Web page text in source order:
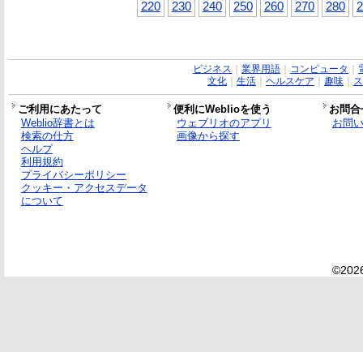
220
230 240 250 260 270 280
ビジネス 業界用語｜ コンピュータ
文化｜ 生活｜ ヘルスケア 趣味｜
ご利用にあたって 便利にWeblioを使う
お問
Weblio辞書とは
検索の仕方
ヘルプ
利用規約
プライバシーポリシー
クッキー・アクセスデータ
について
ウェブリオのアプリ
画像から探す
お問